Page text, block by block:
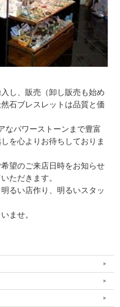
し、販売（卸し販売も始め
石ブレスレットは品質と価
なパワーストーンまで豊富
を心よりお待ちしておりま
望のご来店日時をお知らせ
ただきます。
るい店作り、明るいスタッ
ませ。